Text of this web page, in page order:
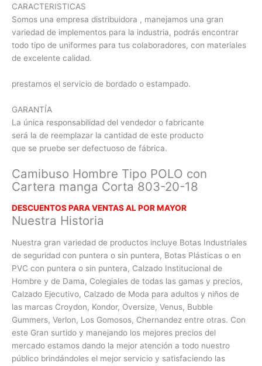
CARACTERISTICAS
Somos una empresa distribuidora , manejamos una gran
variedad de implementos para la industria, podrás encontrar
todo tipo de uniformes para tus colaboradores, con materiales
de excelente calidad.
prestamos el servicio de bordado o estampado.
GARANTÍA
La única responsabilidad del vendedor o fabricante
será la de reemplazar la cantidad de este producto
que se pruebe ser defectuoso de fábrica.
Camibuso Hombre Tipo POLO con
Cartera manga Corta 803-20-18
DESCUENTOS PARA VENTAS AL POR MAYOR
Nuestra Historia
Nuestra gran variedad de productos incluye Botas Industriales
de seguridad con puntera o sin puntera, Botas Plásticas o en
PVC con puntera o sin puntera, Calzado Institucional de
Hombre y de Dama, Colegiales de todas las gamas y precios,
Calzado Ejecutivo, Calzado de Moda para adultos y niños de
las marcas Croydon, Kondor, Oversize, Venus, Bubble
Gummers, Verlon, Los Gomosos, Chernandez entre otras. Con
este Gran surtido y manejando los mejores precios del
mercado estamos dando la mejor atención a todo nuestro
público brindándoles el mejor servicio y satisfaciendo las